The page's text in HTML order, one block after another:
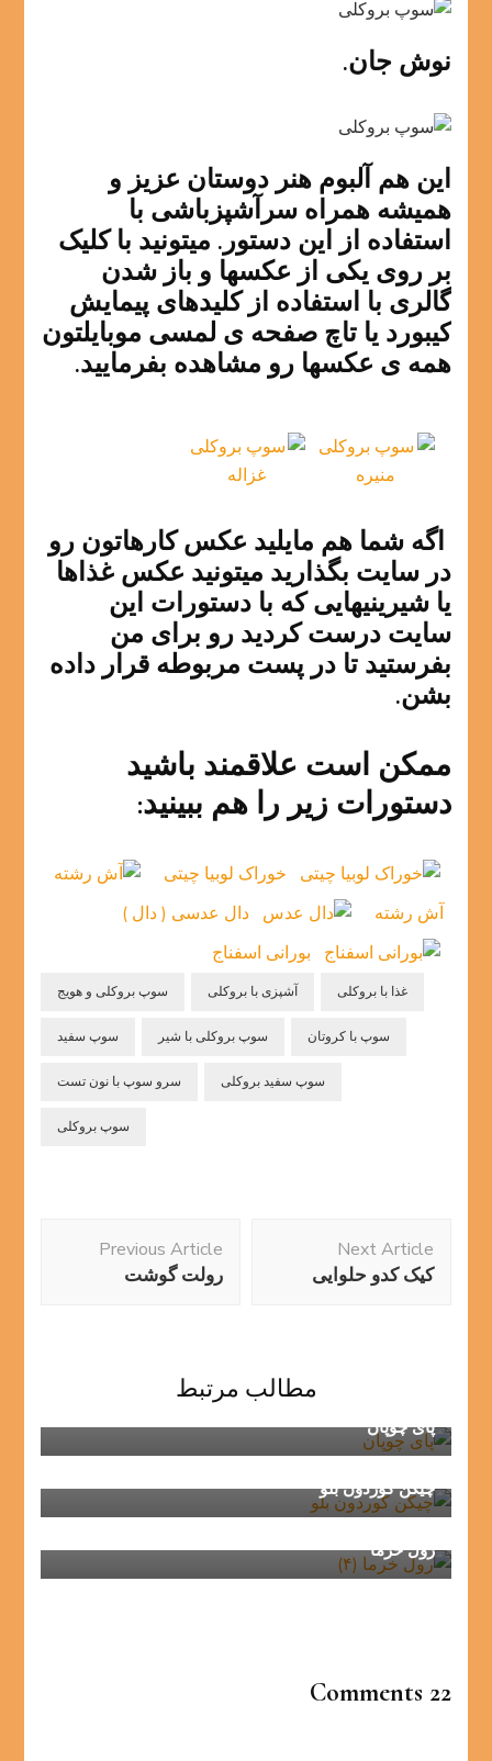
نوش جان.
این هم آلبوم هنر دوستان عزیز و
همیشه همراه سرآشپزباشی با
استفاده از این دستور. میتونید با کلیک
بر روی یکی از عکسها و باز شدن
گالری با استفاده از کلیدهای پیمایش
کیبورد یا تاچ صفحه ی لمسی موبایلتون
همه ی عکسها رو مشاهده بفرمایید.
اگه شما هم مایلید عکس کارهاتون رو
در سایت بگذارید میتونید عکس غذاها
یا شیرینیهایی که با دستورات این
سایت درست کردید رو برای من
بفرستید تا در پست مربوطه قرار داده
بشن.
ممکن است علاقمند باشید
دستورات زیر را هم ببینید:
خوراک لوبیا چیتی
آش رشته
دال عدسی ( دال )
بورانی اسفناج
سوپ بروکلی و هویج آشپزی با بروکلی غذا با بروکلی
سوپ سفید سوپ بروکلی با شیر سوپ با کروتان
سرو سوپ با نون تست سوپ سفید بروکلی
سوپ بروکلی
Navigation
Previous Article
رولت گوشت
Next Article
کیک کدو حلوایی
مطالب مرتبط
پای چوپان
چیکن کوردون بلو
رول خرما
22 Comments